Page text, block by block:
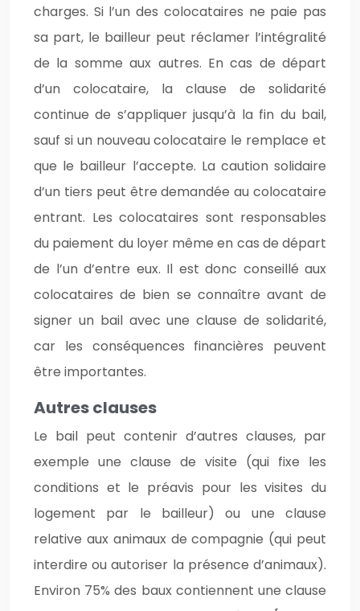
charges. Si l’un des colocataires ne paie pas
sa part, le bailleur peut réclamer l’intégralité
de la somme aux autres. En cas de départ
d’un colocataire, la clause de solidarité
continue de s’appliquer jusqu’à la fin du bail,
sauf si un nouveau colocataire le remplace et
que le bailleur l’accepte. La caution solidaire
d’un tiers peut être demandée au colocataire
entrant. Les colocataires sont responsables
du paiement du loyer même en cas de départ
de l’un d’entre eux. Il est donc conseillé aux
colocataires de bien se connaître avant de
signer un bail avec une clause de solidarité,
car les conséquences financières peuvent
être importantes.
Autres clauses
Le bail peut contenir d’autres clauses, par
exemple une clause de visite (qui fixe les
conditions et le préavis pour les visites du
logement par le bailleur) ou une clause
relative aux animaux de compagnie (qui peut
interdire ou autoriser la présence d’animaux).
Environ 75% des baux contiennent une clause